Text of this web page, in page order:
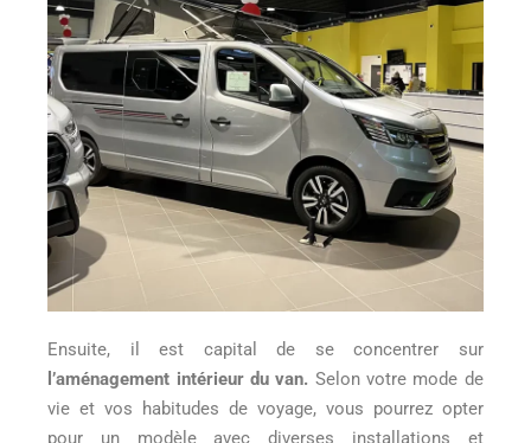
Ensuite, il est capital de se concentrer sur
l’aménagement intérieur du van. Selon votre mode de
vie et vos habitudes de voyage, vous pourrez opter
pour un modèle avec diverses installations et